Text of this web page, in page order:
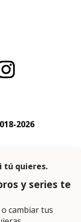
2026
obtengo